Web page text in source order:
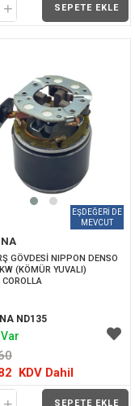
SEPETE EKLE
GÖVDESİ NIPPON DENSO
(KÖMÜR YUVALI)
ND135
KDV Dahil
SEPETE EKLE